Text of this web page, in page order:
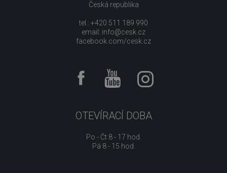
Česká republika
tel.: +420 511 189 990
email: info@cesk.cz
facebook.com/cesk.cz
OTEVÍRACÍ DOBA
Po - Čt 8 - 17 hod.
Pá 8 - 15 hod.